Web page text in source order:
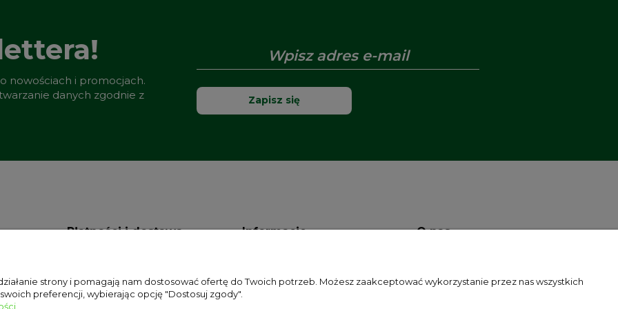
nowościach i promocjach.
danych zgodnie z
Zapisz się
Płatności i dostawa
Koszty dostawy
Informacje
Jak kupować?
O nas
Kontakt
strony i pomagają nam dostosować ofertę do Twoich potrzeb. Możesz zaakceptować wykorzystanie przez nas wszystkich
preferencji, wybierając opcję "Dostosuj zgody".